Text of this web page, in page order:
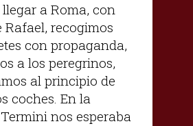
a Roma, con
Rafael, recogimos
con propaganda,
a los peregrinos,
al principio de
coches. En la
nos esperaba